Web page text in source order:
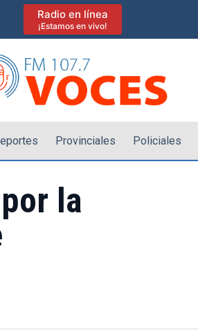
Radio en línea
¡Estamos en vivo!
Provinciales Policiales
la